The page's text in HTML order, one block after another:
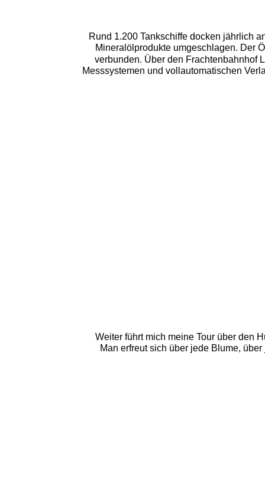
Rund 1.200 Tankschiffe docken jährlich
Mineralölprodukte umgeschlagen. Der
verbunden. Über den Frachtenbahnhof
Messsystemen und vollautomatischen
Weiter führt mich meine Tour über den
Man erfreut sich über jede Blume,